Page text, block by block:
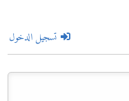
تسجيل الدخول